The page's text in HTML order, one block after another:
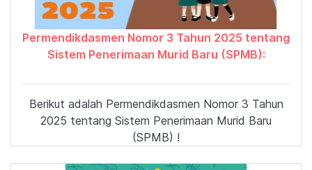
Permendikdasmen Nomor 3 Tahun 2025 tentang
Sistem Penerimaan Murid Baru (SPMB):
Berikut adalah Permendikdasmen Nomor 3 Tahun
2025 tentang Sistem Penerimaan Murid Baru
(SPMB) !